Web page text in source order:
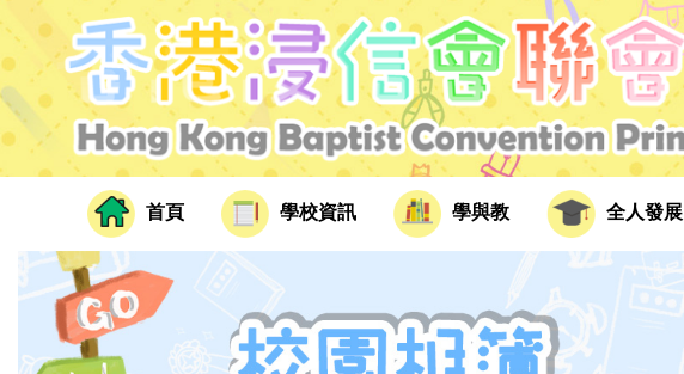
首頁 學校資訊 學與教 全人發展